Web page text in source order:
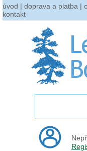
úvod | doprava a platba |
kontakt